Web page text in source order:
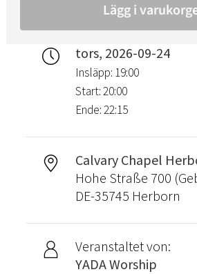
tors, 2026-09-24
Insläpp: 19:00
Start: 20:00
Ende: 22:15
Calvary Chapel
Hohe Straße 700
DE-35745 Herborn
Veranstaltet von:
YADA Worship